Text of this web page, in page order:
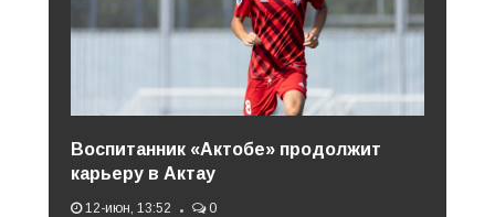
Воспитанник «Актобе» продолжит
карьеру в Актау
12-июн, 13:52 0